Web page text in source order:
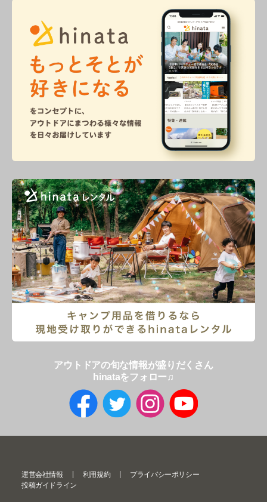
アウトドアの旬な情報が盛りだくさん
hinataをフォロー♫
運営会社情報 利用規約
プライバシーポリシー
投稿ガイドライン